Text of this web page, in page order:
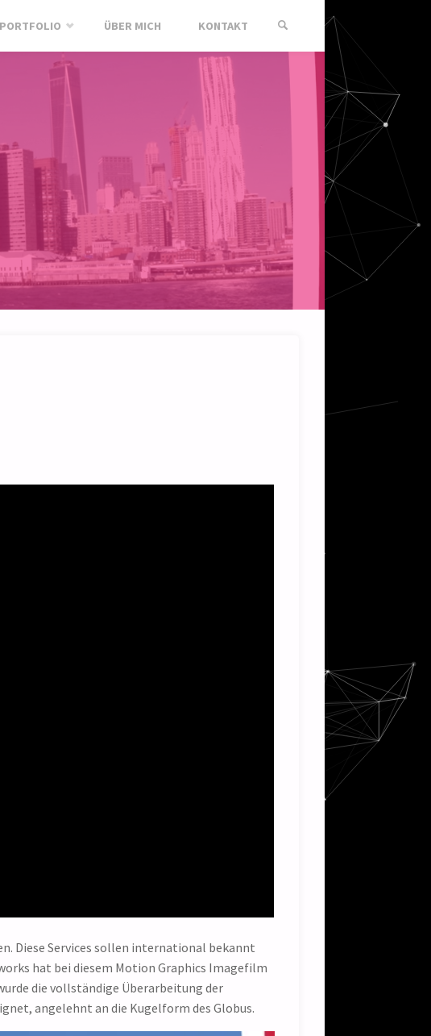
PORTFOLIO ÜBER MICH KONTAKT
Diese Services sollen international bekannt
hat bei diesem Motion Graphics Imagefilm
die vollständige Überarbeitung der
angelehnt an die Kugelform des Globus.